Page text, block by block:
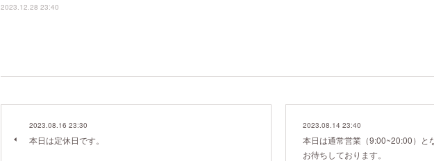
2023.12.28 23:40
2023.08.16 23:30
本日は定休日です。
2023.08.14 23:40
本日は通常営業（9:00~20:00）と
お待ちしております。